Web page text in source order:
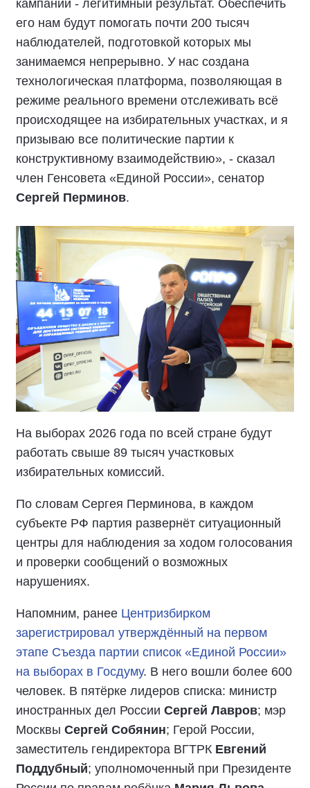
кампании - легитимный результат. Обеспечить
его нам будут помогать почти 200 тысяч
наблюдателей, подготовкой которых мы
занимаемся непрерывно. У нас создана
технологическая платформа, позволяющая в
режиме реального времени отслеживать всё
происходящее на избирательных участках, и я
призываю все политические партии к
конструктивному взаимодействию», - сказал
член Генсовета «Единой России», сенатор
Сергей Перминов.
На выборах 2026 года по всей стране будут
работать свыше 89 тысяч участковых
избирательных комиссий.
По словам Сергея Перминова, в каждом
субъекте РФ партия развернёт ситуационный
центры для наблюдения за ходом голосования
и проверки сообщений о возможных
нарушениях.
Напомним, ранее Центризбирком
зарегистрировал утверждённый на первом
этапе Съезда партии список «Единой России»
на выборах в Госдуму. В него вошли более 600
человек. В пятёрке лидеров списка: министр
иностранных дел России Сергей Лавров; мэр
Москвы Сергей Собянин; Герой России,
заместитель гендиректора ВГТРК Евгений
Поддубный; уполномоченный при Президенте